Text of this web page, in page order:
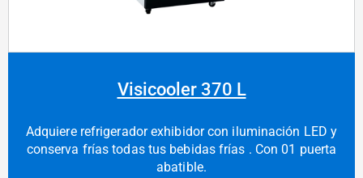
Visicooler 370 L
Adquiere refrigerador exhibidor con iluminación LED y
conserva frías todas tus bebidas frías . Con 01 puerta
abatible.